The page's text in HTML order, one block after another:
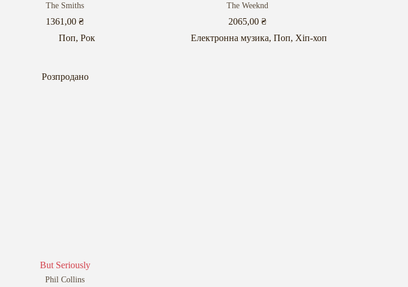
The Smiths
1361,00₴
Поп, Рок
The Weeknd
2065,00 ₴
Електронна музика,Поп, Хіп-хоп
Розпродано
But Seriously
Phil Collins